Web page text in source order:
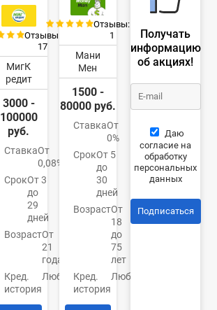
Отзывы:
17
МигК
редит
3000 -
100000
руб.
СтавкаОт
0,08%
СрокОт 3
до
29
дней
ВозрастОт
21
года
Кред.
история
Любая
Отзывы:
1
Мани
Мен
1500 -
80000 руб.
СтавкаОт
0%
СрокОт 5
до
30
дней
ВозрастОт
18
до
75
лет
Кред.
история
Любая
Получать
информацию
об акциях!
Даю
согласие на
обработку
персональных
данных
Подписаться